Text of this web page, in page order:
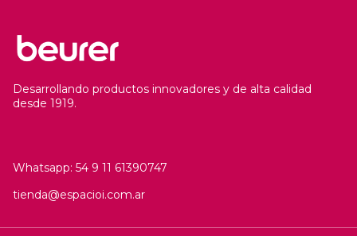
Desarrollando productos innovadores y de alta calidad
desde 1919.
Whatsapp: 54 9 11 61390747
tienda@espacioi.com.ar